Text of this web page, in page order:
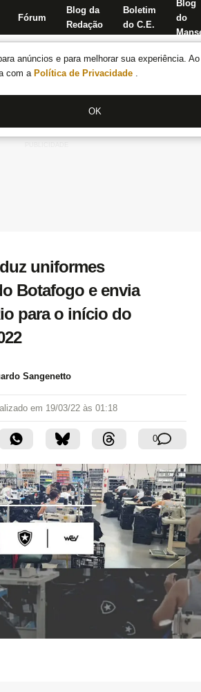
anúncios e para melhorar sua experiência.
com a Política de Privacidade .
OK
Fórum
Blog da
Redação
Boletim
do C.E.
Blog
do
uniformes
Botafogo e envia
para o início do
Sangenetto
em 19/03/22 às 01:18
0